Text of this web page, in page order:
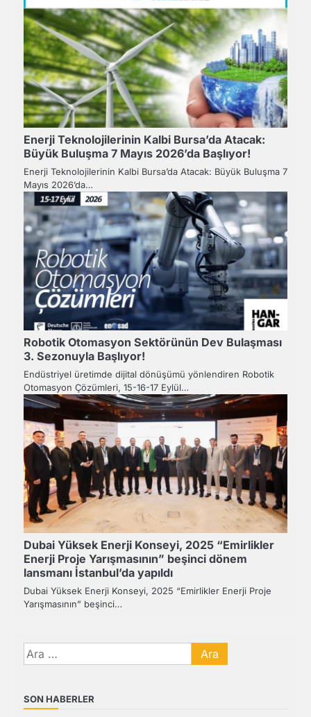
Enerji Teknolojilerinin Kalbi Bursa’da Atacak:
Büyük Buluşma 7 Mayıs 2026’da Başlıyor!
Enerji Teknolojilerinin Kalbi Bursa’da Atacak: Büyük Buluşma 7
Mayıs 2026’da…
Robotik Otomasyon Sektörünün Dev Bulaşması
3. Sezonuyla Başlıyor!
Endüstriyel üretimde dijital dönüşümü yönlendiren Robotik
Otomasyon Çözümleri, 15-16-17 Eylül…
Dubai Yüksek Enerji Konseyi, 2025 “Emirlikler
Enerji Proje Yarışmasının” beşinci dönem
lansmanı İstanbul’da yapıldı
Dubai Yüksek Enerji Konseyi, 2025 “Emirlikler Enerji Proje
Yarışmasının” beşinci…
Arama:
SON HABERLER